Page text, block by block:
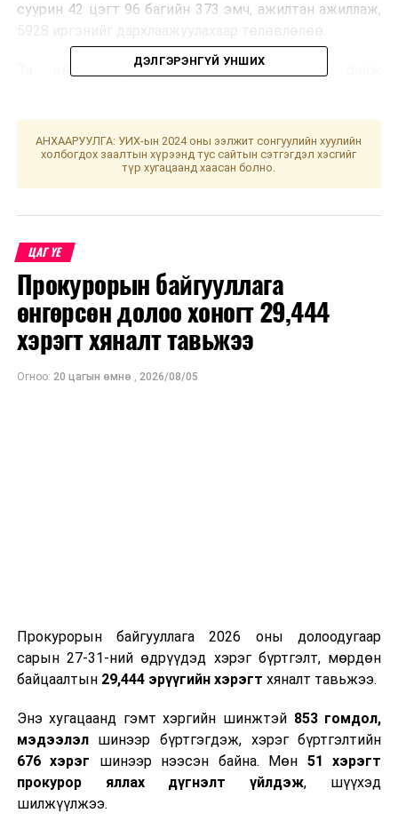
суурин 42 цэгт 96 багийн 373 эмч, ажилтан ажиллаж,
Та өөрт ойр вакцины аль ч цэгт очиж
ажиллана. Дархлаажуулалтын цэгийг дүүрэг тус
бүрээр танилцуулж байна.
болно
ДЭЛГЭРЭНГҮЙ УНШИХ
АНХААРУУЛГА: УИХ-ын 2024 оны ээлжит сонгуулийн хуулийн
холбогдох заалтын хүрээнд тус сайтын сэтгэгдэл хэсгийг
түр хугацаанд хаасан болно.
ЦАГ ҮЕ
Прокурорын байгууллага
өнгөрсөн долоо хоногт 29,444
хэрэгт хяналт тавьжээ
Огноо: 20 цагын өмнө , 2026/08/05
Прокурорын байгууллага 2026 оны долоодугаар
сарын 27-31-ний өдрүүдэд хэрэг бүртгэлт, мөрдөн
байцаалтын 29,444 эрүүгийн хэрэгт хяналт тавьжээ.
Энэ хугацаанд гэмт хэргийн шинжтэй 853 гомдол,
мэдээлэлшинээр бүртгэгдэж, хэрэг бүртгэлтийн
676 хэрэг шинээр нээсэн байна. Мөн 51 хэрэгт
прокурор яллах дүгнэлт үйлдэж, шүүхэд
шилжүүлжээ.